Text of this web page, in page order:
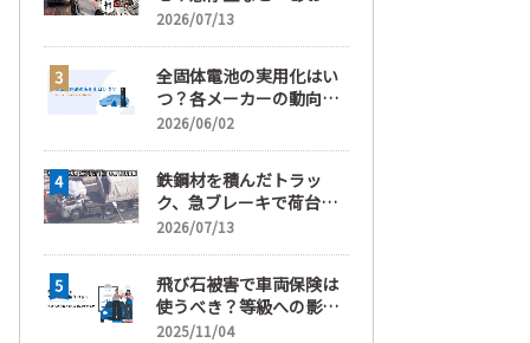
運転」の疑い
2026/07/13
全固体電池の実用化はい
つ？各メーカーの動向と
EVの買い時を解説
2026/06/02
鉄鋼材を積んだトラッ
ク、急ブレーキで荷台が
崩れ、運転手が鉄鋼材に
2026/07/13
飛び石被害で車両保険は
使うべき？等級への影響
と賢い判断基準を解説
2025/11/04